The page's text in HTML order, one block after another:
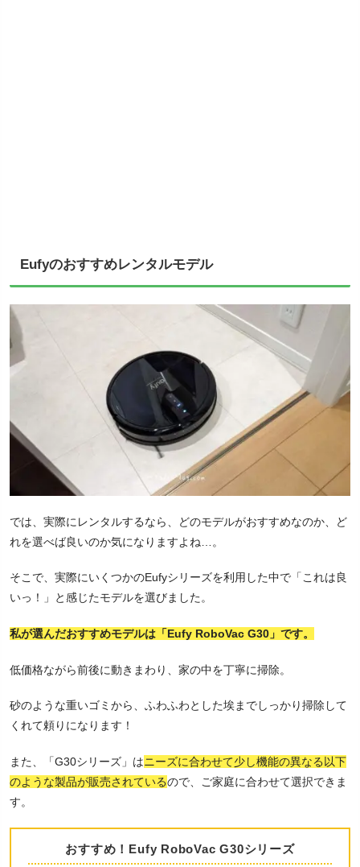
Eufyのおすすめレンタルモデル
では、実際にレンタルするなら、どのモデルがおすすめなのか、ど
れを選べば良いのか気になりますよね…。
そこで、実際にいくつかのEufyシリーズを利用した中で「これは良
いっ！」と感じたモデルを選びました。
私が選んだおすすめモデルは「Eufy RoboVac G30」です。
低価格ながら前後に動きまわり、家の中を丁寧に掃除。
砂のような重いゴミから、ふわふわとした埃までしっかり掃除して
くれて頼りになります！
また、「G30シリーズ」はニーズに合わせて少し機能の異なる以下
のような製品が販売されているので、ご家庭に合わせて選択できま
す。
おすすめ！Eufy RoboVac G30シリーズ